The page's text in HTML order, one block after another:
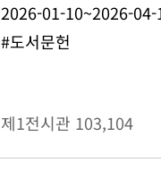
2026-01-10~2026-04-
#도서문헌
제1전시관 103,104